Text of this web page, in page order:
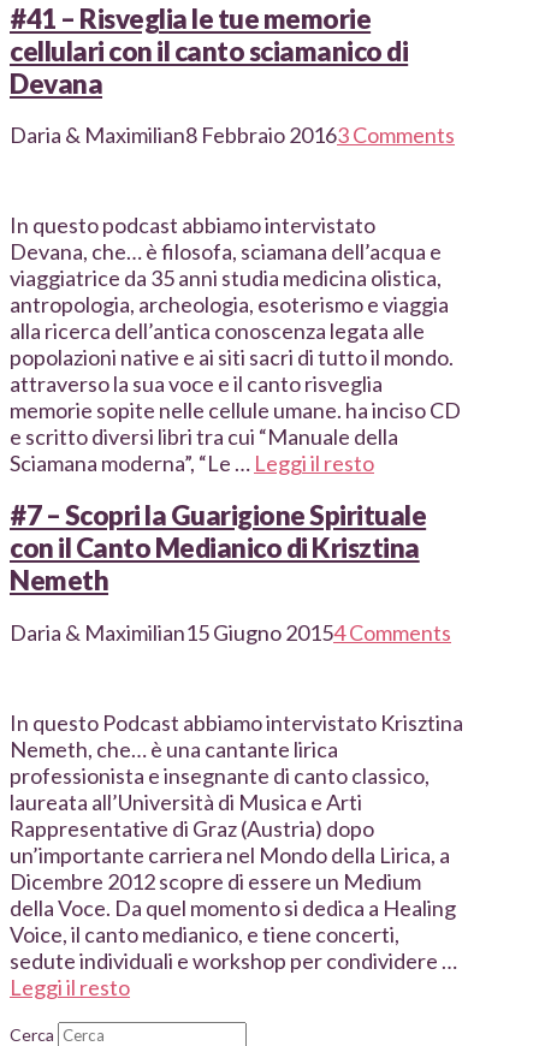
#41 – Risveglia le tue memorie
cellulari con il canto sciamanico di
Devana
Daria & Maximilian8 Febbraio 20163 Comments
In questo podcast abbiamo intervistato
Devana, che… è filosofa, sciamana dell’acqua e
viaggiatrice da 35 anni studia medicina olistica,
antropologia, archeologia, esoterismo e viaggia
alla ricerca dell’antica conoscenza legata alle
popolazioni native e ai siti sacri di tutto il mondo.
attraverso la sua voce e il canto risveglia
memorie sopite nelle cellule umane. ha inciso CD
e scritto diversi libri tra cui “Manuale della
Sciamana moderna”, “Le … Leggi il resto
#7 – Scopri la Guarigione Spirituale
con il Canto Medianico di Krisztina
Nemeth
Daria & Maximilian15 Giugno 20154 Comments
In questo Podcast abbiamo intervistato Krisztina
Nemeth, che… è una cantante lirica
professionista e insegnante di canto classico,
laureata all’Università di Musica e Arti
Rappresentative di Graz (Austria) dopo
un’importante carriera nel Mondo della Lirica, a
Dicembre 2012 scopre di essere un Medium
della Voce. Da quel momento si dedica a Healing
Voice, il canto medianico, e tiene concerti,
sedute individuali e workshop per condividere …
Leggi il resto
Cerca